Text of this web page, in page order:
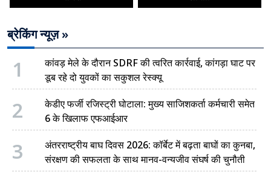
ब्रेकिंग न्यूज़ »
1
कांवड़ मेले के दौरान SDRF की त्वरित कार्रवाई, कांगड़ा घाट पर
डूब रहे दो युवकों का सकुशल रेस्क्यू
2
केडीए फर्जी रजिस्ट्री घोटाला: मुख्य साजिशकर्ता कर्मचारी समेत
6 के खिलाफ एफआईआर
3
अंतरराष्ट्रीय बाघ दिवस 2026: कॉर्बेट में बढ़ता बाघों का कुनबा,
संरक्षण की सफलता के साथ मानव-वन्यजीव संघर्ष की चुनौती